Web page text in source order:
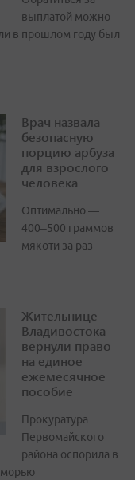
выплатой можно
в прошлом году был
Врач назвала
безопасную
порцию арбуза
для взрослого
человека
Оптимально —
400–500 граммов
мякоти за раз
Жительнице
Владивостока
вернули право
на единое
ежемесячное
пособие
Прокуратура
Первомайского
района оспорила в